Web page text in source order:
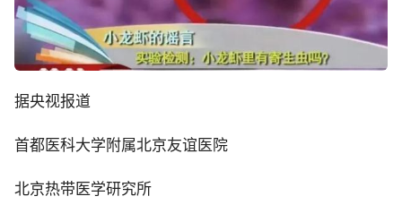
据央视报道
首都医科大学附属北京友谊医院
北京热带医学研究所